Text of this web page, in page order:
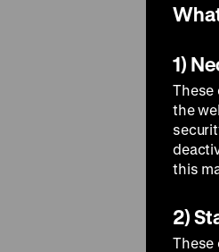
1)
These
the
this
2)
These